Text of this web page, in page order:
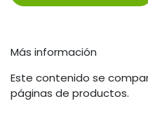
Más información
Este contenido se
páginas de productos.